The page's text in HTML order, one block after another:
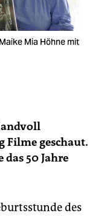
Mia Höhne mit
Filme geschaut.
das 50 Jahre
des